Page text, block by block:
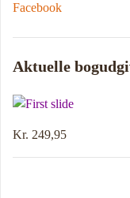
Facebook
Aktuelle
Kr. 214,95